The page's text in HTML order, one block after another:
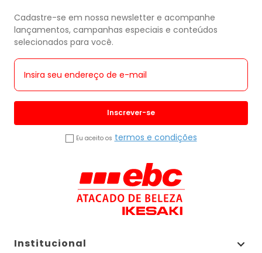
Cadastre-se em nossa newsletter e acompanhe
lançamentos, campanhas especiais e conteúdos
selecionados para você.
Inscrever-se
Eu aceito os termos e condições
Institucional